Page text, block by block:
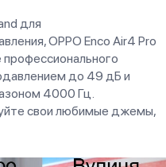
для
OPPO Enco Air4 Pro
до 49 дБ и
4000 Гц.
свои любимые джемы,